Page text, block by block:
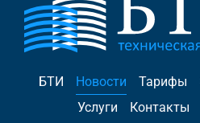
БТИ Новости Тарифы
Услуги
Контакты